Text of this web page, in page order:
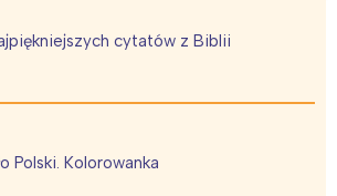
cytatów z Biblii
Polski. Kolorowanka